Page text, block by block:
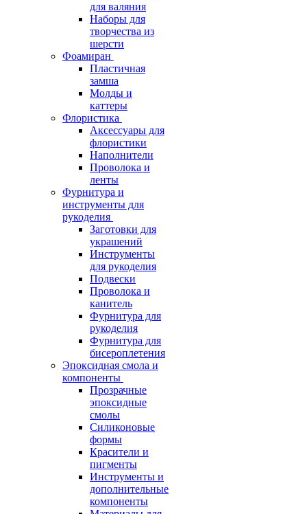
для валяния
Наборы для
творчества из
шерсти
Фоамиран
Пластичная
замша
Молды и
каттеры
Флористика
Аксессуары для
флористики
Наполнители
Проволока и
ленты
Фурнитура и
инструменты для
рукоделия
Заготовки для
украшений
Инструменты
для рукоделия
Подвески
Проволока и
канитель
Фурнитура для
рукоделия
Фурнитура для
бисероплетения
Эпоксидная смола и
компоненты
Прозрачные
эпоксидные
смолы
Силиконовые
формы
Красители и
пигменты
Инструменты и
дополнительные
компоненты